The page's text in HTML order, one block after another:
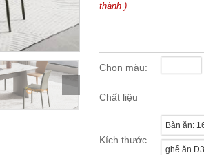
thành )
Chọn màu:
Chất liệu
Kích thước
Bàn ăn:
ghế ăn